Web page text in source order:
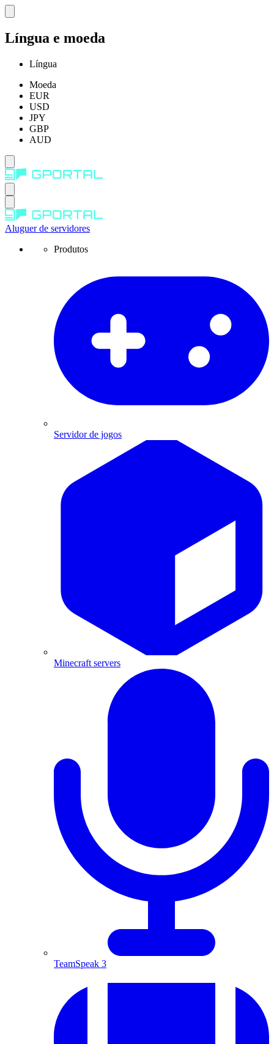
Língua e moeda
Língua
Moeda
EUR
USD
JPY
GBP
AUD
Aluguer de servidores
Produtos
Servidor de jogos
Minecraft servers
TeamSpeak 3